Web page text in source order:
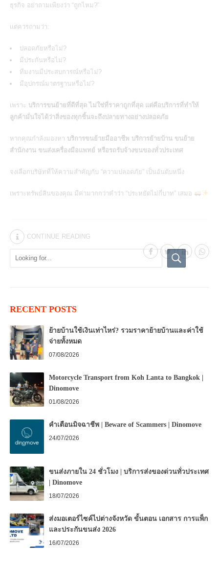
ธุรกิจ อย่าถามเพียงว่า “ถูกไหม?”
แต่ควรถามว่า:
ปลอดภัยหรือไม่?
มีประกันหรือไม่?
ทีมงานมีประสบการณ์หรือไม่?
มีอุปกรณ์มาตรฐานหรือไม่?
เพราะ บริการขนย้ายที่ดีที่สุด ไม่ใช่ที่ราคาถูกที่สุด แต่คือบริการที่ทำให้
ลูกค้ามั่นใจได้ว่าสิ่งของทุกชิ้นจะถึงปลายทางอย่างปลอดภัย
หากคุณกำลังมองหา บริการขนย้ายมืออาชีพ บริการย้ายบ้าน ขนย้าย
สำนักงาน ขนส่งเครื่องมือแพทย์ หรือรถรับจ้างขนของทั่วประเทศ
จงเลือกบริษัทที่ให้ความสำคัญกับ “ความปลอดภัย” เป็นอันดับหนึ่ง
เพราะทรัพย์สินของคุณ มีค่ามากกว่าคำว่า “ประหยัดไม่กี่บาท” เสมอ
CONTINUE READING
RECENT POSTS
ย้ายบ้านใช้เงินเท่าไหร่? รวมราคาย้ายบ้านและค่าใช้
จ่ายทั้งหมด
07/08/2026
Motorcycle Transport from Koh Lanta to Bangkok |
Dinomove
01/08/2026
คำเตือนมิจฉาชีพ | Beware of Scammers | Dinomove
24/07/2026
ขนส่งภายใน 24 ชั่วโมง | บริการส่งของด่วนทั่วประเทศ
| Dinomove
18/07/2026
ส่งมอเตอร์ไซค์ไปต่างจังหวัด ขั้นตอน เอกสาร การแพ็ก
และประกันขนส่ง 2026
16/07/2026